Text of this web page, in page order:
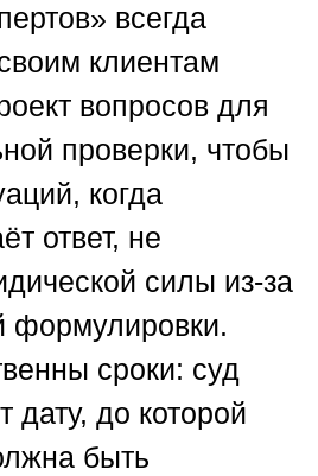
всегда
клиентам
вопросов для
проверки, чтобы
когда
ответ, не
силы из-за
формулировки.
сроки: суд
дату, до которой
быть